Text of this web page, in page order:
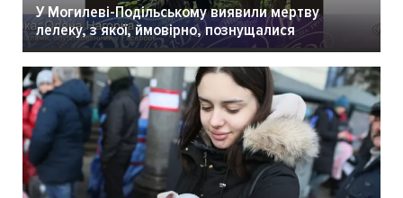
У Могилеві-Подільському виявили мертву
лелеку, з якої, ймовірно, познущалися